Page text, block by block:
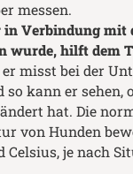
messen.
in Verbindung mit
wurde, hilft dem
misst bei der
so kann er sehen,
hat. Die
von Hunden
Celsius, je nach